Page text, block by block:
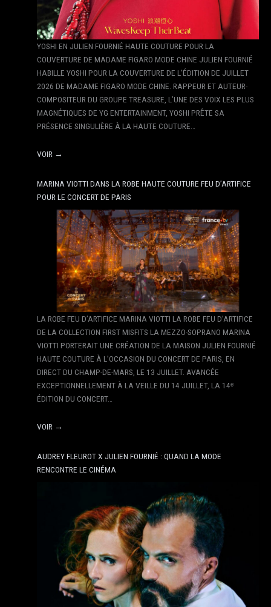
YOSHI EN JULIEN FOURNIÉ HAUTE COUTURE POUR LA
COUVERTURE DE MADAME FIGARO MODE CHINE JULIEN FOURNIÉ
HABILLE YOSHI POUR LA COUVERTURE DE L’ÉDITION DE JUILLET
2026 DE MADAME FIGARO MODE CHINE. RAPPEUR ET AUTEUR-
COMPOSITEUR DU GROUPE TREASURE, L’UNE DES VOIX LES PLUS
MAGNÉTIQUES DE YG ENTERTAINMENT, YOSHI PRÊTE SA
PRÉSENCE SINGULIÈRE À LA HAUTE COUTURE…
VOIR →
MARINA VIOTTI DANS LA ROBE HAUTE COUTURE FEU D’ARTIFICE
POUR LE CONCERT DE PARIS
LA ROBE FEU D’ARTIFICE MARINA VIOTTI LA ROBE FEU D’ARTIFICE
DE LA COLLECTION FIRST MISFITS LA MEZZO-SOPRANO MARINA
VIOTTI PORTERAIT UNE CRÉATION DE LA MAISON JULIEN FOURNIÉ
HAUTE COUTURE À L’OCCASION DU CONCERT DE PARIS, EN
DIRECT DU CHAMP-DE-MARS, LE 13 JUILLET. AVANCÉE
EXCEPTIONNELLEMENT À LA VEILLE DU 14 JUILLET, LA 14ᵉ
ÉDITION DU CONCERT…
VOIR →
AUDREY FLEUROT X JULIEN FOURNIÉ : QUAND LA MODE
RENCONTRE LE CINÉMA